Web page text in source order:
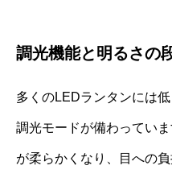
調光機能と明るさの
多くのLEDランタンには
調光モードが備わってい
が柔らかくなり、目への